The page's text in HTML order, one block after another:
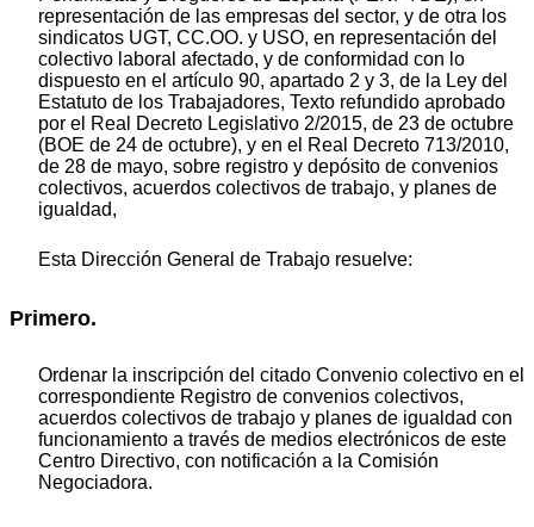
representación de las empresas del sector, y de otra los
sindicatos UGT, CC.OO. y USO, en representación del
colectivo laboral afectado, y de conformidad con lo
dispuesto en el artículo 90, apartado 2 y 3, de la Ley del
Estatuto de los Trabajadores, Texto refundido aprobado
por el Real Decreto Legislativo 2/2015, de 23 de octubre
(BOE de 24 de octubre), y en el Real Decreto 713/2010,
de 28 de mayo, sobre registro y depósito de convenios
colectivos, acuerdos colectivos de trabajo, y planes de
igualdad,
Esta Dirección General de Trabajo resuelve:
Primero.
Ordenar la inscripción del citado Convenio colectivo en el
correspondiente Registro de convenios colectivos,
acuerdos colectivos de trabajo y planes de igualdad con
funcionamiento a través de medios electrónicos de este
Centro Directivo, con notificación a la Comisión
Negociadora.